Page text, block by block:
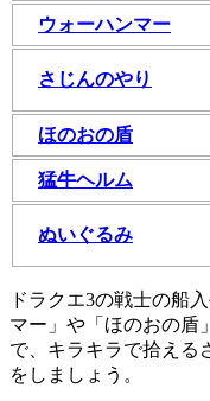
ウォーハンマー
さじんのやり
ほのおの盾
猛牛ヘルム
ぬいぐるみ
ドラクエ3の戦士の船
マー」や「ほのおの盾
で、キラキラで拾える
をしましょう。